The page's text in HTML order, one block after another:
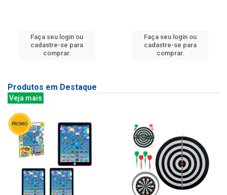
Faça seu login ou
cadastre-se para
comprar.
Faça seu login ou
cadastre-se para
comprar.
Produtos em Destaque
Veja mais